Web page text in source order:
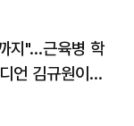
지"…근육병 학
언 김규원이었